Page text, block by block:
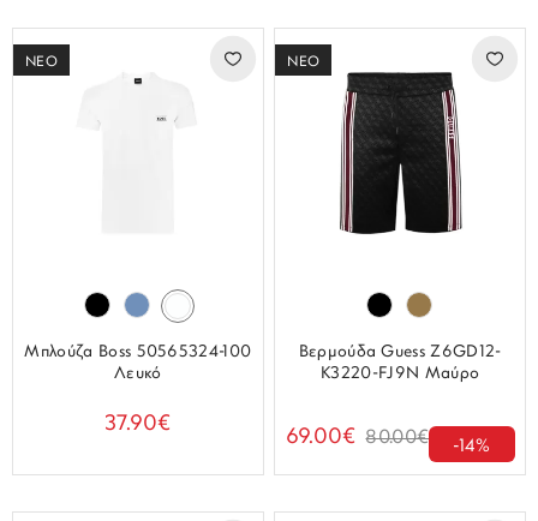
ΝΕΟ
Μπλούζα Boss 50565324-100
Λευκό
37.90€
ΝΕΟ
Βερμούδα Guess Z6GD12-
K3220-FJ9N Μαύρο
69.00€ 80.00€ -14%